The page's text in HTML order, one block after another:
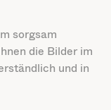
sorgsam
die Bilder im
und in